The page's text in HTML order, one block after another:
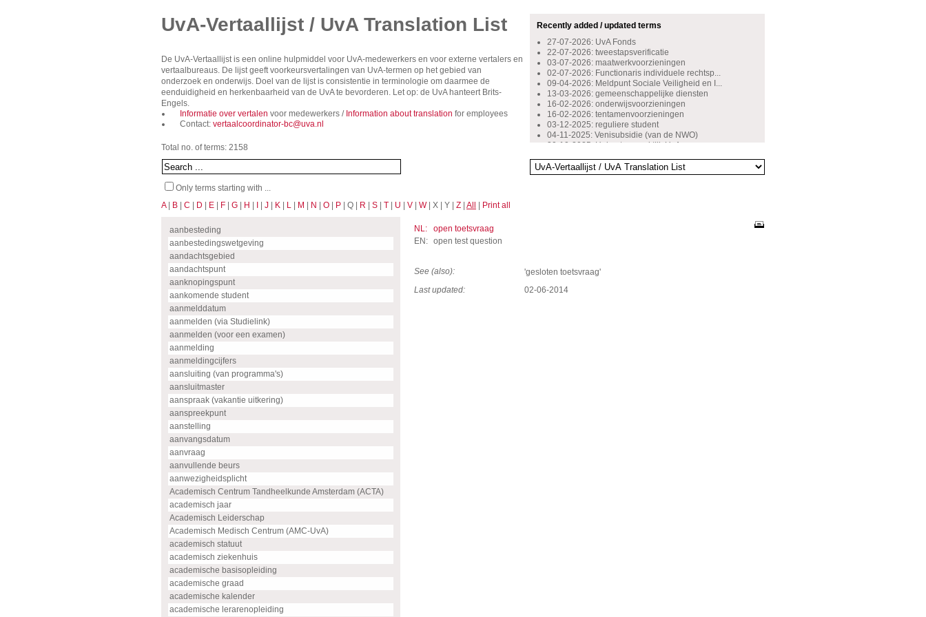
UvA-Vertaallijst / UvA Translation List
De UvA-Vertaallijst is een online hulpmiddel voor UvA-medewerkers en voor externe vertalers en
vertaalbureaus. De lijst geeft voorkeursvertalingen van UvA-termen op het gebied van
onderzoek en onderwijs. Doel van de lijst is consistentie in terminologie om daarmee de
eenduidigheid en herkenbaarheid van de UvA te bevorderen. Let op: de UvA hanteert Brits-
Engels.
Informatie over vertalen voor medewerkers / Information about translation for employees
Contact: vertaalcoordinator-bc@uva.nl
Recently added / updated terms
27-07-2026: UvA Fonds
22-07-2026: tweestapsverificatie
03-07-2026: maatwerkvoorzieningen
02-07-2026: Functionaris individuele rechtsp...
09-04-2026: Meldpunt Sociale Veiligheid en I...
13-03-2026: gemeenschappelijke diensten
16-02-2026: onderwijsvoorzieningen
16-02-2026: tentamenvoorzieningen
03-12-2025: reguliere student
04-11-2025: Venisubsidie (van de NWO)
30-10-2025: Huisartsenpraktijk UvA
14-10-2024: beoogde leerresultaten
13-05-2024: bovenwettelijk verlof
Total no. of terms: 2158
Only terms starting with ...
A| B C D E F G H J K L M N O P | Q | R S T U V W| X | Y | Z All Print all
aanbesteding
aanbestedingswetgeving
aandachtsgebied
aandachtspunt
aanknopingspunt
aankomende student
aanmelddatum
aanmelden (via Studielink)
aanmelden (voor een examen)
aanmelding
aanmeldingcijfers
aansluiting (van programma's)
aansluitmaster
aanspraak (vakantie uitkering)
aanspreekpunt
aanstelling
aanvangsdatum
aanvraag
aanvullende beurs
aanwezigheidsplicht
Academisch Centrum Tandheelkunde Amsterdam (ACTA)
academisch jaar
Academisch Leiderschap
Academisch Medisch Centrum (AMC-UvA)
academisch statuut
academisch ziekenhuis
academische basisopleiding
academische graad
academische kalender
academische lerarenopleiding
NL: open toetsvraag
EN: open test question
See (also):
'gesloten toetsvraag'
Last updated:
02-06-2014